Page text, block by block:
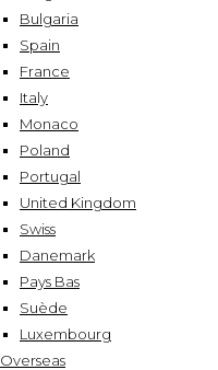
Bulgaria
Spain
France
Italy
Monaco
Poland
Portugal
United Kingdom
Swiss
Danemark
Pays Bas
Suède
Luxembourg
Overseas